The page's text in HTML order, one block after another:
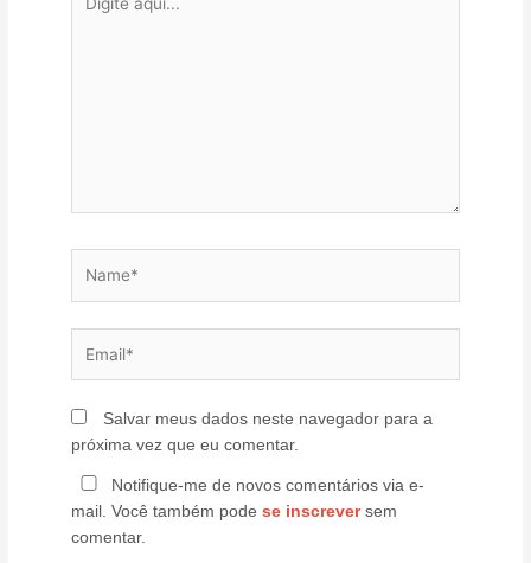
aqui...
Salvar meus dados neste navegador para a
próxima vez que eu comentar.
Notifique-me de novos comentários via e-
mail. Você também podese inscreversem
comentar.